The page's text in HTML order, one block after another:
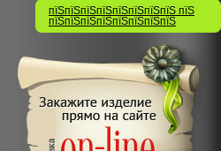
пїЅпїЅпїЅпїЅпїЅпїЅпїЅпїЅ пїЅ
пїЅпїЅпїЅпїЅпїЅпїЅпїЅпїЅ